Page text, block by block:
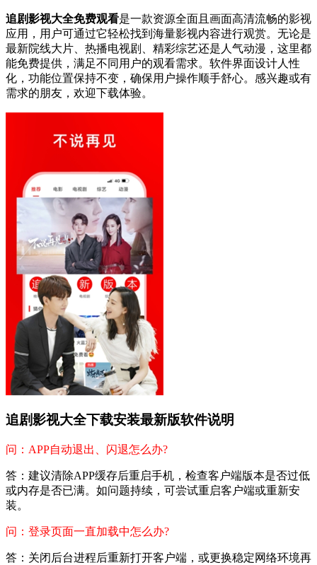
追剧影视大全免费观看是一款资源全面且画面高清流畅的影视
应用，用户可通过它轻松找到海量影视内容进行观赏。无论是
最新院线大片、热播电视剧、精彩综艺还是人气动漫，这里都
能免费提供，满足不同用户的观看需求。软件界面设计人性
化，功能位置保持不变，确保用户操作顺手舒心。感兴趣或有
需求的朋友，欢迎下载体验。
追剧影视大全下载安装最新版软件说明
问：APP自动退出、闪退怎么办?
答：建议清除APP缓存后重启手机，检查客户端版本是否过低
或内存是否已满。如问题持续，可尝试重启客户端或重新安
装。
问：登录页面一直加载中怎么办?
答：关闭后台进程后重新打开客户端，或更换稳定网络环境再